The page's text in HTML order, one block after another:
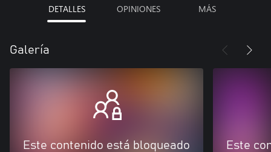
DETALLES OPINIONES MÁS
Galería
Este contenido está bloqueado Este